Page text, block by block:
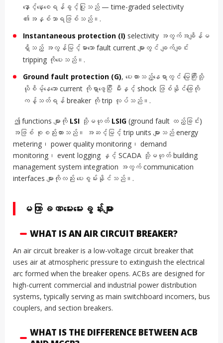
နှောင့်နှေးစေရန်ခွင့်ပြုသည် — time-graded selectivity
၏အနှစ်သာရဖြစ်သည်။.
Instantaneous protection (I) selectivity အတွက်အချိန်မ
ရှိသည့် အလွန်မြင့်မားသော fault current များတွင် ချက်ချင်း
tripping ကိုပေးသည်။.
Ground fault protection (G), ပေးထားသည့်နေရာတွင် မြေကြီးသို့
ယိုစိမ့်နေသော current ကိုရှာဖွေပြီး မီးနှင့် shock ဖြစ်နိုင်ခြေကို
ကန့်သတ်ရန် breaker ကို trip လုပ်သည်။.
ဤ functions များကို LSI သို့မဟုတ် LSIG (ground fault ထည့်ခြင်း)
အဖြစ် စုစည်းထားသည်။ အဆင့်မြင့် trip units များသည် energy
metering၊ power quality monitoring၊ demand
monitoring၊ event logging နှင့် SCADA သို့မဟုတ် building
management system integration အတွက် communication
interfaces များကိုလည်း ပေးစွမ်းနိုင်သည်။.
မကြာခဏမေးမေးခွန်းများ
WHAT IS AN AIR CIRCUIT BREAKER?
An air circuit breaker is a low-voltage circuit breaker that
uses air at atmospheric pressure to extinguish the electrical
arc formed when the breaker opens. ACBs are designed for
high-current commercial and industrial power distribution
systems, typically serving as main switchboard incomers, bus
couplers, and section breakers.
WHAT IS THE DIFFERENCE BETWEEN ACB